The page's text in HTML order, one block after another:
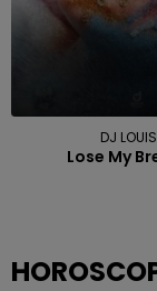
DJ LOUIS
Lose My